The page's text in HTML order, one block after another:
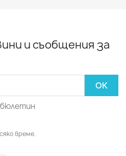
и съобщения за
време.